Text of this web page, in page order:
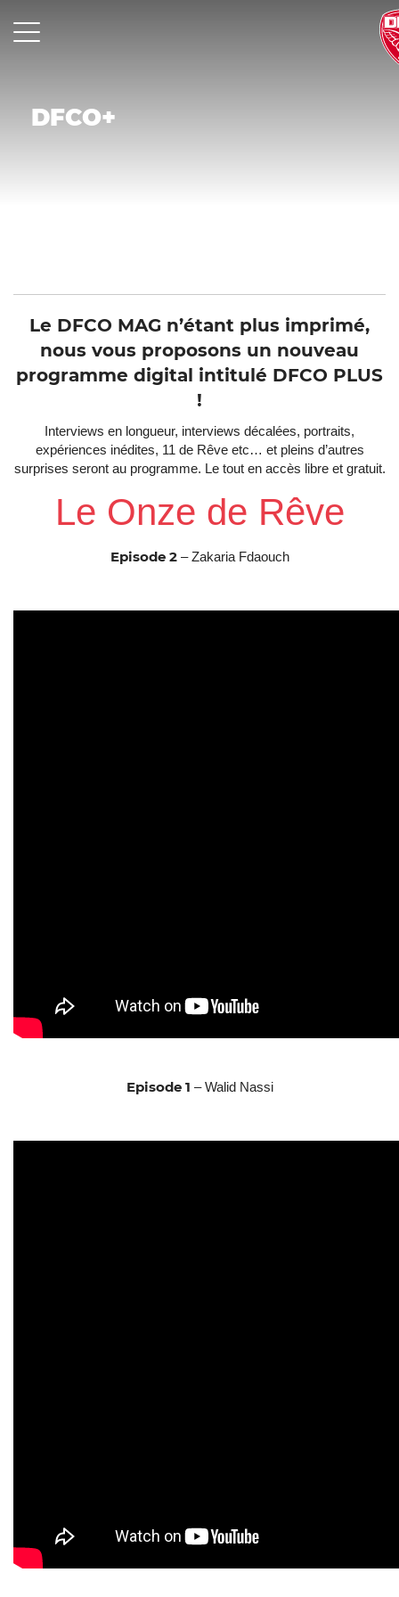
content
DFCO+
Le DFCO MAG n’étant plus imprimé,
nous vous proposons un nouveau
programme digital intitulé DFCO PLUS
!
Interviews en longueur, interviews décalées, portraits,
expériences inédites, 11 de Rêve etc… et pleins d’autres
surprises seront au programme. Le tout en accès libre et gratuit.
Le Onze de Rêve
Episode 2 – Zakaria Fdaouch
Episode 1 – Walid Nassi